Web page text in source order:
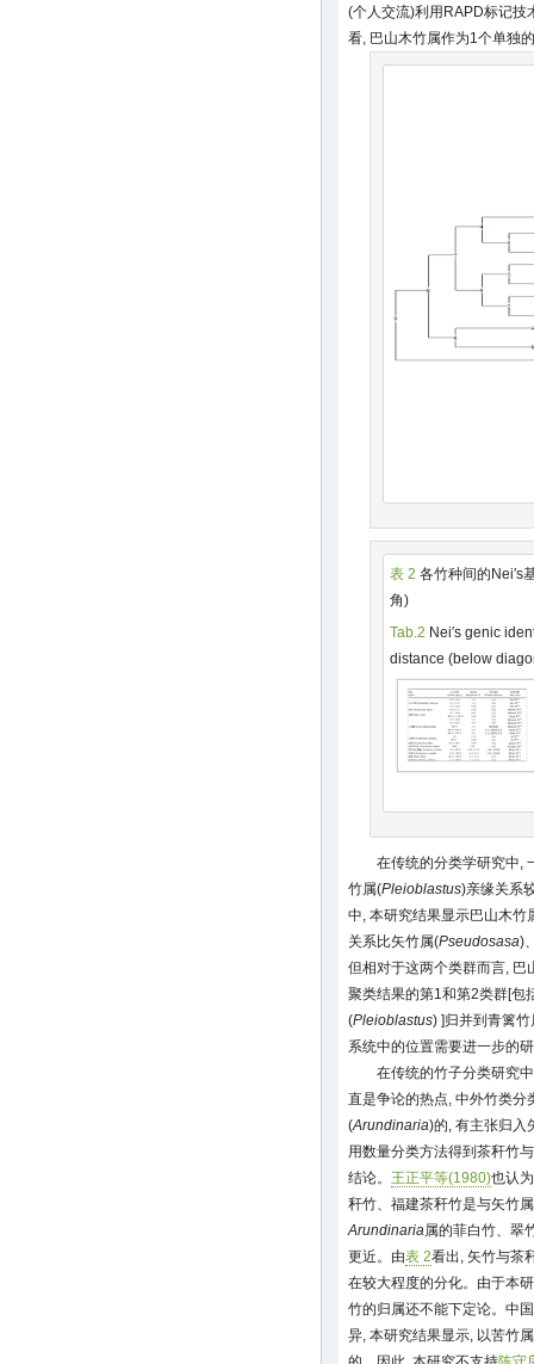
(个人交流)利用RAPD标记技
看, 巴山木竹属作为1个单独
表 2 各竹种间的Nei′s
角)
Tab.2 Nei′s genic
distance (below
在传统的分类学研究中,
竹属(Pleioblastus)亲缘关系
中, 本研究结果显示巴山木竹
关系比矢竹属(Pseudosasa)
但相对于这两个类群而言,
聚类结果的第1和第2类群[包
(Pleioblastus) ]归并到青篱
系统中的位置需要进一步的
在传统的竹子分类研究
直是争论的热点, 中外竹类分
(Arundinaria)的, 有主张归入
用数量分类方法得到茶秆竹
结论。 王正平等(1980)也认
秆竹、福建茶秆竹是与矢竹
Arundinaria属的菲白竹、翠
更近。由表 2看出, 矢竹与茶
在较大程度的分化。由于本
竹的归属还不能下定论。中
异, 本研究结果显示, 以苦竹